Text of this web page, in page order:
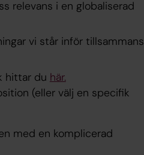
relevans i en globaliserad
vi står inför tillsammans
hittar du här.
(eller välj en specifik
med en komplicerad